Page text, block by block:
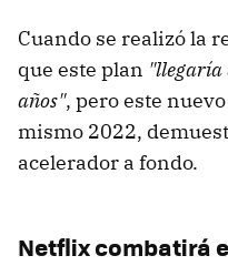
Cuando se realizó la
que este plan "llegaría
años", pero este
mismo 2022,
acelerador a fondo.
Netflix combatirá